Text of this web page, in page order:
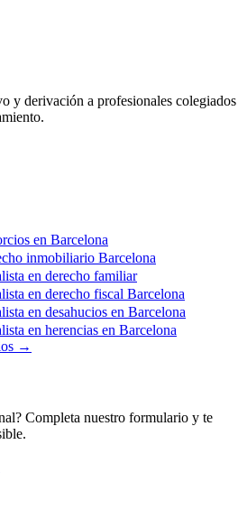
y derivación a profesionales colegiados
en Barcelona
inmobiliario Barcelona
en derecho familiar
en derecho fiscal Barcelona
en desahucios en Barcelona
en herencias en Barcelona
→
Completa nuestro formulario y te